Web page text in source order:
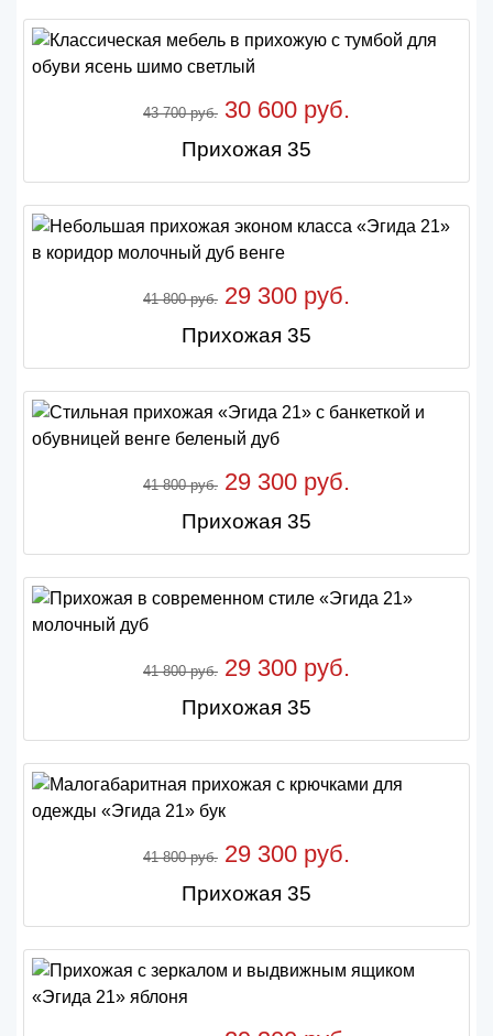
43 700 руб. 30 600 руб.
Прихожая 35
41 800 руб. 29 300 руб.
Прихожая 35
41 800 руб. 29 300 руб.
Прихожая 35
41 800 руб. 29 300 руб.
Прихожая 35
41 800 руб. 29 300 руб.
Прихожая 35